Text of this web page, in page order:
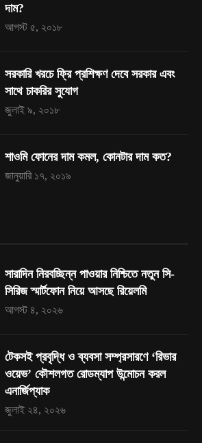
দাম?
আগস্ট ৫, ২০১৮
সরকারি খরচে ফ্রি প্রশিক্ষণ দেবে সরকার এবং
সাথে চাকরির সুযোগ
জুলাই ৯, ২০১৮
শাওমি ফোনের দাম কমল, কোনটার দাম কত?
জানুয়ারি ১৭, ২০১৯
সারাদিন নিরবচ্ছিন্ন পাওয়ার নিশ্চিতে নতুন সি-
সিরিজ স্মার্টফোন নিয়ে আসছে রিয়েলমি
আগস্ট ৪, ২০২৬
টেকসই প্রবৃদ্ধি ও ব্যবসা সম্প্রসারণে ‘রিভার
ওয়েভ’ কৌশলগত রোডম্যাপ উন্মোচন করল
এনার্জিপ্যাক
জুলাই ২৪, ২০২৬